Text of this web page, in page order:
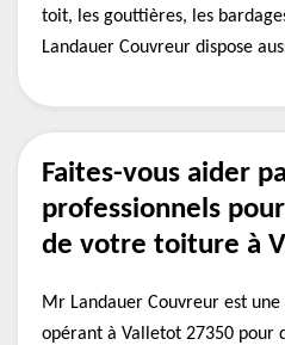
toit, les gouttières, les
Landauer Couvreur dispose
Faites-vous aider
professionnels
de votre toiture à
Mr Landauer Couvreur est
opérant à Valletot 27350 pour